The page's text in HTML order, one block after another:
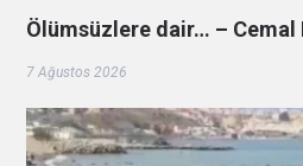
Ölümsüzlere dair… – Cemal
7 Ağustos 2026